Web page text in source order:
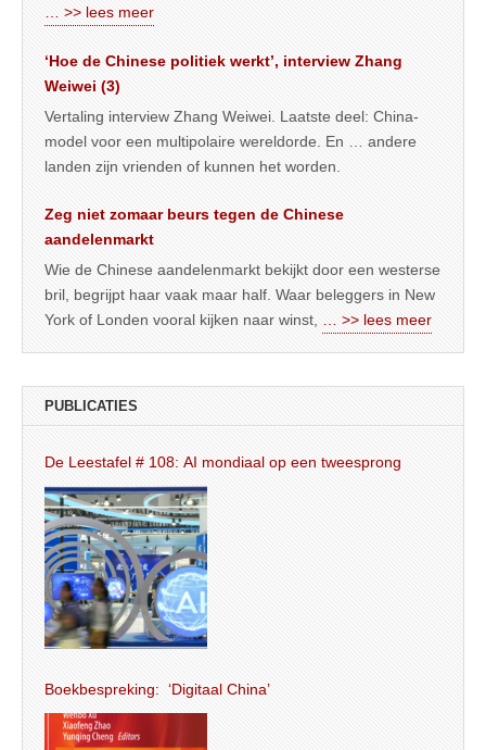
… >> lees meer
‘Hoe de Chinese politiek werkt’, interview Zhang
Weiwei (3)
Vertaling interview Zhang Weiwei. Laatste deel: China-
model voor een multipolaire wereldorde. En … andere
landen zijn vrienden of kunnen het worden.
Zeg niet zomaar beurs tegen de Chinese
aandelenmarkt
Wie de Chinese aandelenmarkt bekijkt door een westerse
bril, begrijpt haar vaak maar half. Waar beleggers in New
York of Londen vooral kijken naar winst,
… >> lees meer
PUBLICATIES
De Leestafel # 108: AI mondiaal op een tweesprong
Boekbespreking: ‘Digitaal China’